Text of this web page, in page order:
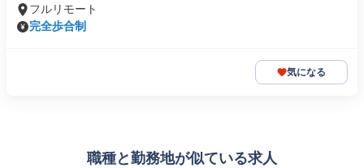
フルリモート
完全歩合制
気になる
職種と勤務地が似ている求人